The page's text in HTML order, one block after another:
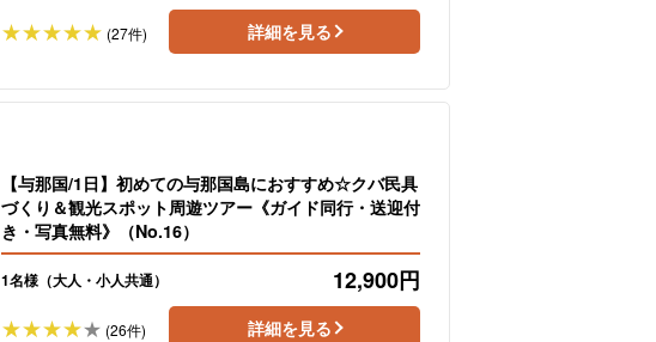
(27件) 詳細を見る
【与那国/1日】初めての与那国島におすすめ☆クバ民具
づくり＆観光スポット周遊ツアー《ガイド同行・送迎付
き・写真無料》（No.16）
1名様（大人・小人共通） 12,900円
(26件) 詳細を見る